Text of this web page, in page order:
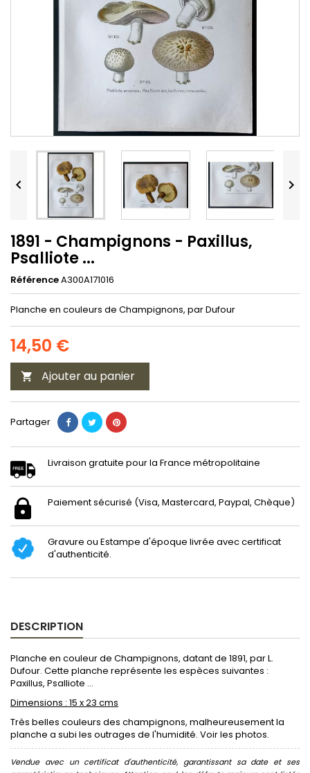
 
1891 - Champignons - Paxillus,
Psalliote ...
RéférenceA300A171016
Planche en couleurs de Champignons, par Dufour
14,50 €
 Ajouter au panier
Partager
Livraison gratuite pour la France métropolitaine
Paiement sécurisé (Visa, Mastercard, Paypal, Chèque)
Gravure ou Estampe d'époque livrée avec certificat
d'authenticité.
DESCRIPTION
Planche en couleur de Champignons, datant de 1891, par L.
Dufour. Cette planche représente les espèces suivantes :
Paxillus, Psalliote ...
Dimensions : 15 x 23 cms
Très belles couleurs des champignons, malheureusement la
planche a subi les outrages de l'humidité. Voir les photos.
Vendue avec un certificat d'authenticité, garantissant sa date et ses